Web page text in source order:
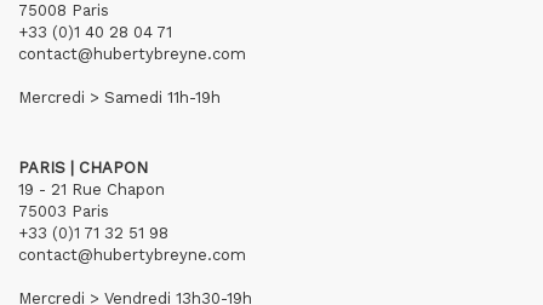
75008 Paris
+33 (0)1 40 28 04 71
contact@hubertybreyne.com
Mercredi > Samedi 11h-19h
PARIS | CHAPON
19 - 21 Rue Chapon
75003 Paris
+33 (0)1 71 32 51 98
contact@hubertybreyne.com
Mercredi > Vendredi 13h30-19h